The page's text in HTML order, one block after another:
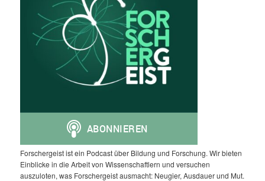
Forschergeist ist ein Podcast über Bildung und Forschung. Wir bieten
Einblicke in die Arbeit von Wissenschaftlern und versuchen
auszuloten, was Forschergeist ausmacht: Neugier, Ausdauer und Mut.